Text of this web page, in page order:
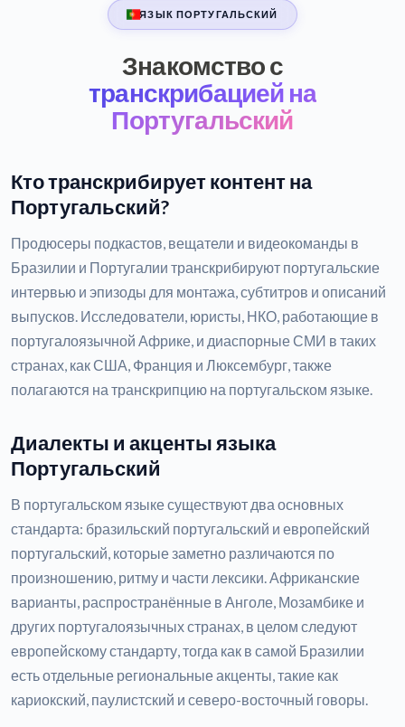
ЯЗЫК ПОРТУГАЛЬСКИЙ
Знакомство с
транскрибацией на
Португальский
Кто транскрибирует контент на
Португальский?
Продюсеры подкастов, вещатели и видеокоманды в
Бразилии и Португалии транскрибируют португальские
интервью и эпизоды для монтажа, субтитров и описаний
выпусков. Исследователи, юристы, НКО, работающие в
португалоязычной Африке, и диаспорные СМИ в таких
странах, как США, Франция и Люксембург, также
полагаются на транскрипцию на португальском языке.
Диалекты и акценты языка
Португальский
В португальском языке существуют два основных
стандарта: бразильский португальский и европейский
португальский, которые заметно различаются по
произношению, ритму и части лексики. Африканские
варианты, распространённые в Анголе, Мозамбике и
других португалоязычных странах, в целом следуют
европейскому стандарту, тогда как в самой Бразилии
есть отдельные региональные акценты, такие как
кариокский, паулистский и северо-восточный говоры.